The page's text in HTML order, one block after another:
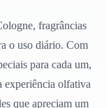
fragrâncias
o uso diário. Com
para cada um,
experiência olfativa
que apreciam um